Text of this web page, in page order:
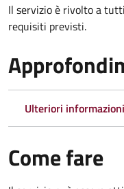
Il servizio è rivolto a
requisiti previsti.
Ulteriori informazioni
Come fare